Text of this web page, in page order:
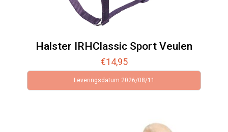
Halster IRHClassic Sport Veulen
€14,95
Leveringsdatum 2026/08/11